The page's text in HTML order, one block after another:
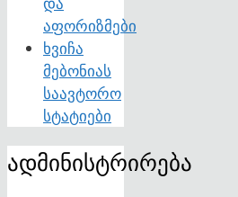
აფორიზმები
ხვიჩა
მებონიას
საავტორო
სტატიები
ადმინისტრირება